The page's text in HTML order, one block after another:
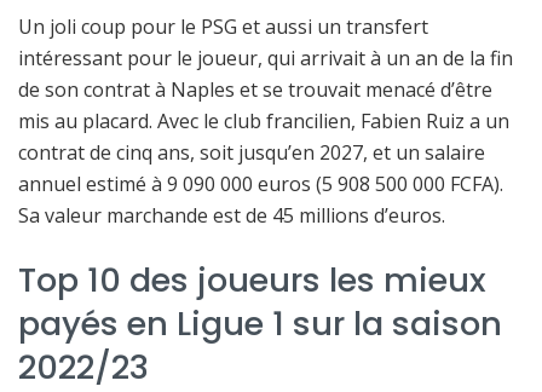
Un joli coup pour le PSG et aussi un transfert
intéressant pour le joueur, qui arrivait à un an de la fin
de son contrat à Naples et se trouvait menacé d’être
mis au placard. Avec le club francilien, Fabien Ruiz a un
contrat de cinq ans, soit jusqu’en 2027, et un salaire
annuel estimé à 9 090 000 euros (5 908 500 000 FCFA).
Sa valeur marchande est de 45 millions d’euros.
Top 10 des joueurs les mieux
payés en Ligue 1 sur la saison
2022/23